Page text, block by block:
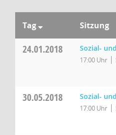
Tag Sitzung
24.01.2018 Sozial-
17:00 Uhr
30.05.2018 Sozial-
17:00 Uhr